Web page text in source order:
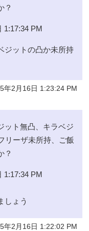
？
1:17:34 PM
ジットの凸か未所持
年2月16日 1:23:24 PM
ット無凸、キラベジ
リーザ未所持、ご飯
？
1:17:34 PM
しょう
年2月16日 1:22:02 PM